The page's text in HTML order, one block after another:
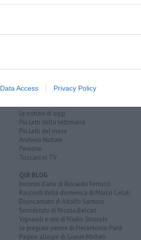
Data Access Privacy Policy
Le notizie di oggi
Più Letti della settimana
Più Letti del mese
Archivio Notizie
Persone
Toscani in TV
QUI BLOG
Incontri d'arte di Riccardo Ferrucci
Racconti della domenica di Marco Celati
Disincantato di Adolfo Santoro
Sorridendo di Nicola Belcari
Vignaioli e vini di Nadio Stronchi
Le pregiate penne di Pierantonio Pardi
Pagine allegre di Gianni Micheli